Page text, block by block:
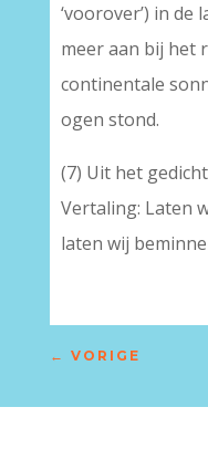
‘voorover’) in
meer aan bij het
continentale
ogen stond.
(7) Uit het
Vertaling: Laten
laten wij
← VORIGE